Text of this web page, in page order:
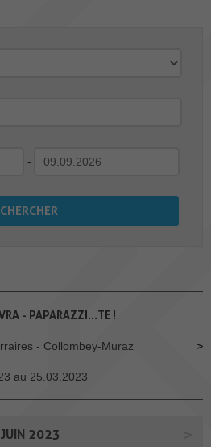
-
- PAPARAZZI...TE !
- Collombey-Muraz
au 25.03.2023
JUIN 2023